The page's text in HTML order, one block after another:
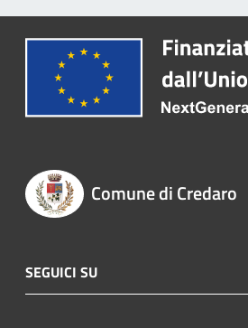
Comune di Credaro
SEGUICI SU